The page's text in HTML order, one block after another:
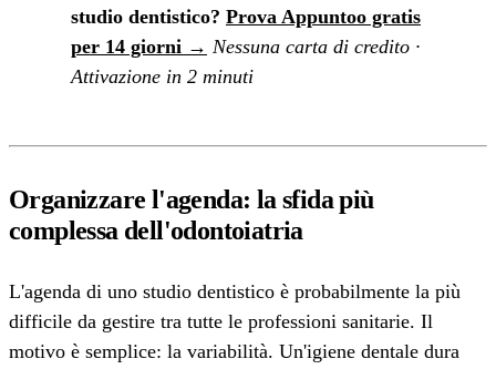
studio dentistico? Prova Appuntoo gratis
per 14 giorni → Nessuna carta di credito ·
Attivazione in 2 minuti
Organizzare l'agenda: la sfida più
complessa dell'odontoiatria
L'agenda di uno studio dentistico è probabilmente la più
difficile da gestire tra tutte le professioni sanitarie. Il
motivo è semplice: la variabilità. Un'igiene dentale dura